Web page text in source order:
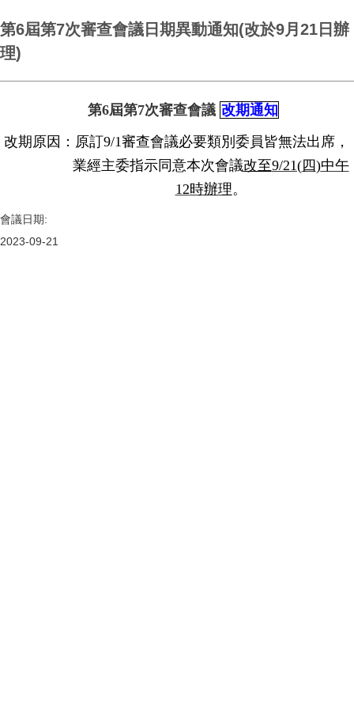
第6屆第7次審查會議日期異動通知(改於9月21日辦
理)
第6屆第7次審查會議 改期通知
改期原因：原訂9/1審查會議必要類別委員皆無法出席，
業經主委指示同意本次會議改至9/21(四)中午
12時辦理。
會議日期:
2023-09-21